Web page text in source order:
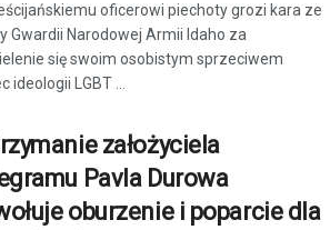
oficerowi piechoty grozi kara ze
Gwardii Narodowej Armii Idaho za
się swoim osobistym sprzeciwem
ideologii LGBT ...
założyciela
Pavla Durowa
oburzenie i poparcie dla